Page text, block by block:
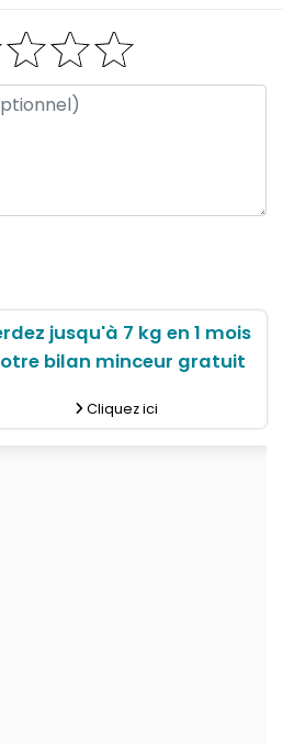
jusqu'à 7 kg en 1 mois
bilan minceur gratuit
Cliquez ici